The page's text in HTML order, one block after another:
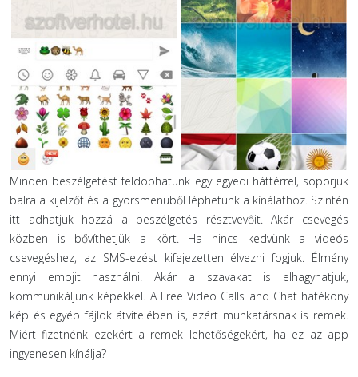
Minden beszélgetést feldobhatunk egy egyedi háttérrel, söpörjük
balra a kijelzőt és a gyorsmenüből léphetünk a kínálathoz. Szintén
itt adhatjuk hozzá a beszélgetés résztvevőit. Akár csevegés
közben is bővíthetjük a kört. Ha nincs kedvünk a videós
csevegéshez, az SMS-ezést kifejezetten élvezni fogjuk. Élmény
ennyi emojit használni! Akár a szavakat is elhagyhatjuk,
kommunikáljunk képekkel. A Free Video Calls and Chat hatékony
kép és egyéb fájlok átvitelében is, ezért munkatársnak is remek.
Miért fizetnénk ezekért a remek lehetőségekért, ha ez az app
ingyenesen kínálja?